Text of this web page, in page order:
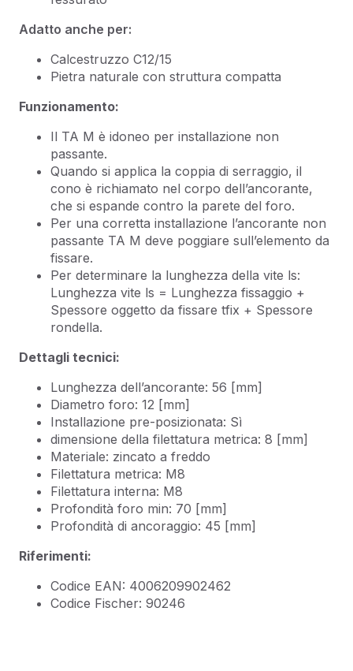
Adatto anche per:
Calcestruzzo C12/15
Pietra naturale con struttura compatta
Funzionamento:
Il TA M è idoneo per installazione non
passante.
Quando si applica la coppia di serraggio, il
cono è richiamato nel corpo dell’ancorante,
che si espande contro la parete del foro.
Per una corretta installazione l’ancorante non
passante TA M deve poggiare sull’elemento da
fissare.
Per determinare la lunghezza della vite ls:
Lunghezza vite ls = Lunghezza fissaggio +
Spessore oggetto da fissare tfix + Spessore
rondella.
Dettagli tecnici:
Lunghezza dell’ancorante: 56 [mm]
Diametro foro: 12 [mm]
Installazione pre-posizionata: Sì
dimensione della filettatura metrica: 8 [mm]
Materiale: zincato a freddo
Filettatura metrica: M8
Filettatura interna: M8
Profondità foro min: 70 [mm]
Profondità di ancoraggio: 45 [mm]
Riferimenti:
Codice EAN: 4006209902462
Codice Fischer: 90246